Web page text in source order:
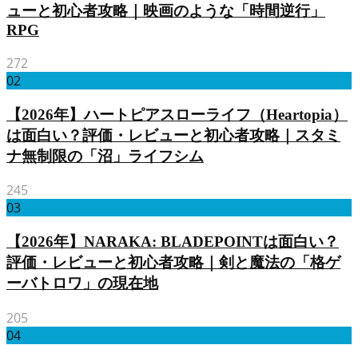
ューと初心者攻略｜映画のような「時間逆行」
RPG
272
02
【2026年】ハートピアスローライフ（Heartopia）
は面白い？評価・レビューと初心者攻略｜スタミ
ナ無制限の「沼」ライフシム
245
03
【2026年】NARAKA: BLADEPOINTは面白い？
評価・レビューと初心者攻略｜剣と魔法の「格ゲ
ーバトロワ」の現在地
205
04